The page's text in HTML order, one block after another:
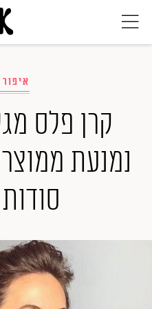
ערוצים
קרן פלס
נמנעת